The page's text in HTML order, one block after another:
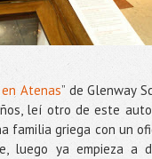
Atenas” de Glenway
leí otro de este
familia griega con un
luego ya empieza a